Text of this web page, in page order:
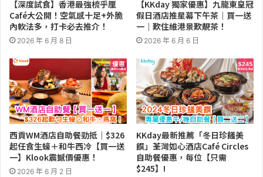
【深度試食】香港最強梳乎厘
Café大公開！空氣感十足+外脆
內軟法多，打卡必去推介！
2026 年 6 月 8 日
【KKday 獨家優惠】九龍東皇冠
假日酒店推星幕下午茶｜買一送
一｜歎住維港景歎靚茶！
2026 年 6 月 6 日
西貢WM酒店自助餐勁抵｜$326
起任食生蠔＋和牛西冷【買一送
一】Klook震撼價優惠！
2026 年 6 月 2 日
KKday最新推薦「冬日珍饈美
饌」荃灣如心酒店Café Circles
自助餐優惠，每位【只需
$245】!